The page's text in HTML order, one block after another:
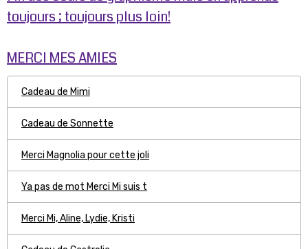
toujours ; toujours plus loin!
MERCI MES AMIES
Cadeau de Mimi
Cadeau de Sonnette
Merci Magnolia pour cette joli
Ya pas de mot Merci Mi suis t
Merci Mi, Aline, Lydie, Kristi